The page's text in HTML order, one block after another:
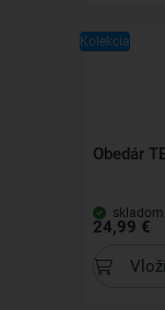
Kolekcia
Obedár
skladom
24,99 €